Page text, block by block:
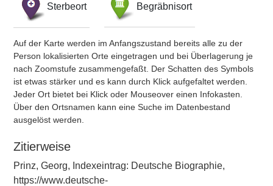
Sterbeort Begräbnisort
Auf der Karte werden im Anfangszustand bereits alle zu der
Person lokalisierten Orte eingetragen und bei Überlagerung je
nach Zoomstufe zusammengefaßt. Der Schatten des Symbols
ist etwas stärker und es kann durch Klick aufgefaltet werden.
Jeder Ort bietet bei Klick oder Mouseover einen Infokasten.
Über den Ortsnamen kann eine Suche im Datenbestand
ausgelöst werden.
Zitierweise
Prinz, Georg, Indexeintrag: Deutsche Biographie,
https://www.deutsche-